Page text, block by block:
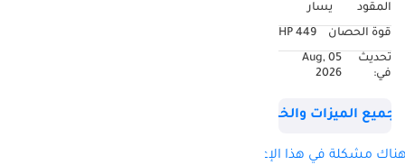
حزمة راحة المقعد
الخلفي (مقاعد خلفية
قابلة للإمالة والتهوية،
السائق مع وظيفة
المقود
يسار
قوة الحصان
449 HP
تحديث
في:
05 Aug,
2026
جميع الميزات والخصائص
مشكلة في هذا الإعلان؟